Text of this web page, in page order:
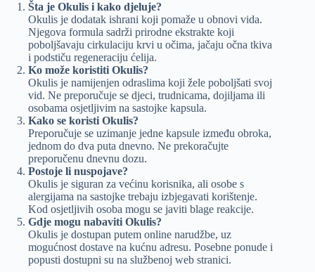
Šta je Okulis i kako djeluje?
Okulis je dodatak ishrani koji pomaže u obnovi vida.
Njegova formula sadrži prirodne ekstrakte koji
poboljšavaju cirkulaciju krvi u očima, jačaju očna tkiva
i podstiču regeneraciju ćelija.
Ko može koristiti Okulis?
Okulis je namijenjen odraslima koji žele poboljšati svoj
vid. Ne preporučuje se djeci, trudnicama, dojiljama ili
osobama osjetljivim na sastojke kapsula.
Kako se koristi Okulis?
Preporučuje se uzimanje jedne kapsule između obroka,
jednom do dva puta dnevno. Ne prekoračujte
preporučenu dnevnu dozu.
Postoje li nuspojave?
Okulis je siguran za većinu korisnika, ali osobe s
alergijama na sastojke trebaju izbjegavati korištenje.
Kod osjetljivih osoba mogu se javiti blage reakcije.
Gdje mogu nabaviti Okulis?
Okulis je dostupan putem online narudžbe, uz
mogućnost dostave na kućnu adresu. Posebne ponude i
popusti dostupni su na službenoj web stranici.